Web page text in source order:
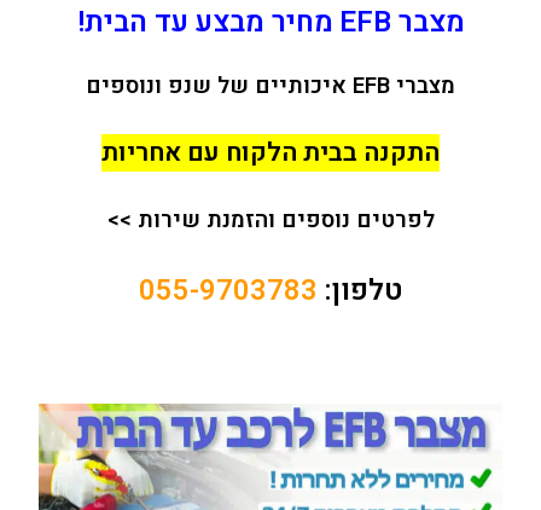
מצבר EFB מחיר מבצע עד הבית!
מצברי EFB איכותיים של שנפ ונוספים
התקנה בבית הלקוח עם אחריות
לפרטים נוספים והזמנת שירות >>
טלפון: 055-9703783